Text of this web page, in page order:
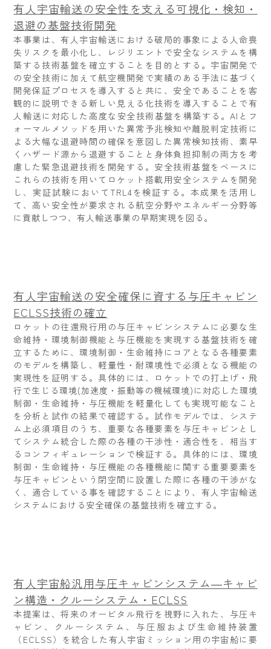
有人宇宙輸送の安全性を支える可視化・検知・
退避の基盤技術開発
本事業は、有人宇宙輸送における破局的事象による人命喪
失リスクを最小化し、レジリエントで安全なシステムを構
築する技術基盤を確立することを目的とする。宇宙開発で
の安全技術に加えて航空機開発で実績のある手法に基づく
開発保証プロセスを導入すると共に、安全であることを客
観的に説明できる新しい見える化技術を導入することで有
人輸送に対応した高度な安全技術基盤を構築する。AIとフ
ォーマルメソッドを用いた異常予兆検知や離脱判定技術に
よる大幅な退避時間の確保を意図した異常検知技術、素早
くハザード源から退避することと身体負担抑制の両方を考
慮した緊急退避技術を開発する。安全技術基盤をベースに
これらの技術を用いてロケット搭載用安全システムを開発
し、実証試験においてTRL4を検証する。本成果を活用し
て、高い安全性が要求される航空分野やエネルギー分野等
に貢献しつつ、有人輸送事業の早期実現を図る。
有人宇宙輸送の安全確保に資する与圧キャビン
ECLSS技術の確立
ロケットの往還飛行用の与圧キャビンシステムに必要な生
命維持・環境制御機能と与圧機能を実現する基盤技術を確
立するために、環境制御・生命維持にコアとなる各種要素
のモデルを構築し、軽量性・耐環境性で必須となる機能の
実現性を証明する。具体的には、ロケットでの打上げ・飛
行で生じる環境(加速度・振動等の機械環境)に対応した環境
制御・生命維持・与圧機能を軽量化しても実現可能なこと
を分析と試作の結果で確認する。試作モデルでは、システ
ム上必須項目のうち、重要な各種要素を与圧キャビンとし
てシステム統合した際の各種の干渉性・適合性を、相当す
るコンフィギュレーションで検証する。具体的には、環境
制御・生命維持・与圧機能の各種機能に関する重要要素を
与圧キャビンという閉空間に設置した際に各種の干渉がな
く、適合している事を確認することにより、有人宇宙輸送
システムにおける安全確保の基盤技術を確立する。
有人宇宙船汎用与圧キャビンシステム―キャビ
ン構造・クルーシステム・ECLSS
本提案は、将来のオービタル飛行を視野に入れた、与圧キ
ャビン、クルーシステム、与圧服および生命維持装置
（ECLSS）を統合した有人宇宙ミッション用の宇宙船に要